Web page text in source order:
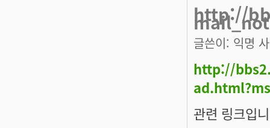
http://
mail_not
글쓴이: 익명
http://
관련 링크입